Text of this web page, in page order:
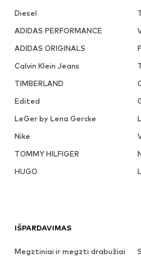
Diesel
ADIDAS PERFORMANCE
ADIDAS ORIGINALS
Calvin Klein Jeans
TIMBERLAND
Edited
LeGer by Lena Gercke
Nike
TOMMY HILFIGER
HUGO
IŠPARDAVIMAS
Megztiniai ir megzti drabužiai